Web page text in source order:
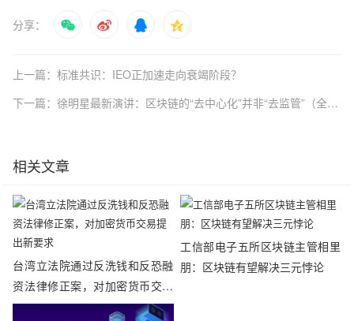
分享：
上一篇：标准共识：IEO正加速走向衰竭阶段？
下一篇：徐明星最新演讲：区块链的“去中心化”并非“去监管”（全文）
相关文章
台湾立法院通过反洗钱和反恐融
资法律修正案，对加密货币交易
提出新要求
工信部电子五所区块链主管相里
朋：区块链有望解决三元悖论